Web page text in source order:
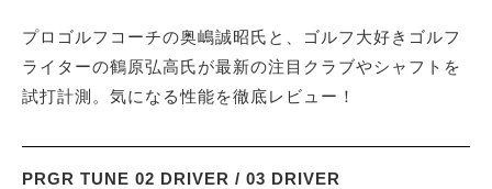
プロゴルフコーチの奥嶋誠昭氏と、ゴルフ大好きゴルフ
ライターの鶴原弘高氏が最新の注目クラブやシャフトを
試打計測。気になる性能を徹底レビュー！
PRGR TUNE 02 DRIVER / 03 DRIVER
MAGAZINE
ABOUT SITE